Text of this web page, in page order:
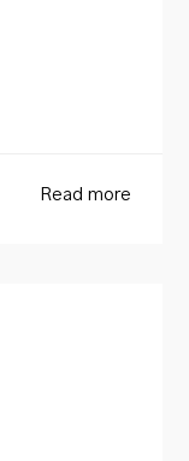
Read more